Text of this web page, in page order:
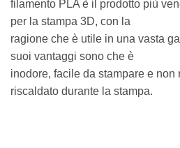
filamento PLA è il prodotto più
per la stampa 3D, con la
ragione che è utile in una vasta
suoi vantaggi sono che è
inodore, facile da stampare e non
riscaldato durante la stampa.